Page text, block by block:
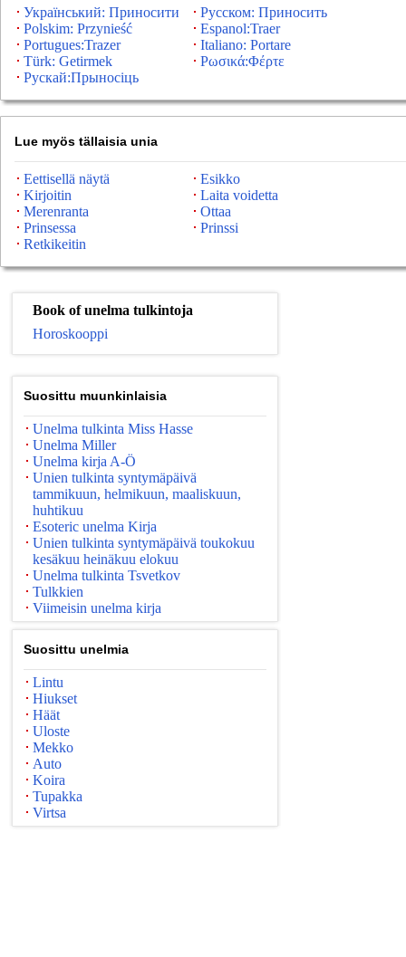
Український: Приносити
Русском: Приносить
Polskim: Przynieść
Espanol:Traer
Portugues:Trazer
Italiano: Portare
Türk: Getirmek
Ρωσικά:Φέρτε
Рускай:Прыносіць
Lue myös tällaisia ​​unia
Eettisellä näytä
Esikko
Kirjoitin
Laita voidetta
Merenranta
Ottaa
Prinsessa
Prinssi
Retkikeitin
Book of unelma tulkintoja
Horoskooppi
Suosittu muunkinlaisia
Unelma tulkinta Miss Hasse
Unelma Miller
Unelma kirja A-Ö
Unien tulkinta syntymäpäivä
tammikuun, helmikuun, maaliskuun,
huhtikuu
Esoteric unelma Kirja
Unien tulkinta syntymäpäivä toukokuu
kesäkuu heinäkuu elokuu
Unelma tulkinta Tsvetkov
Tulkkien
Viimeisin unelma kirja
Suosittu unelmia
Lintu
Hiukset
Häät
Uloste
Mekko
Auto
Koira
Tupakka
Virtsa